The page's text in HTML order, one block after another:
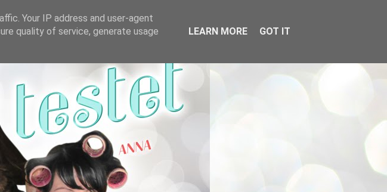
Your IP address and user-agent
quality of service, generate usage
LEARN MORE GOT IT